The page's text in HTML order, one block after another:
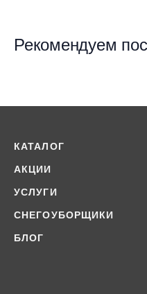
Рекомендуем
КАТАЛОГ
АКЦИИ
УСЛУГИ
СНЕГОУБОРЩИКИ
БЛОГ